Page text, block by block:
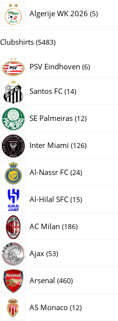
Algerije WK 2026 55
Clubshirts 54835483
producten
PSV Eindhoven 66
Santos FC 1414
SE Palmeiras 1212
Inter Miami 126126
Al-Nassr FC 2424
Al-Hilal SFC 1515
AC Milan 186186
Ajax 5353
Arsenal 460460
AS Monaco 1212